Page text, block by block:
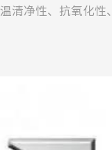
清净性、抗氧化性